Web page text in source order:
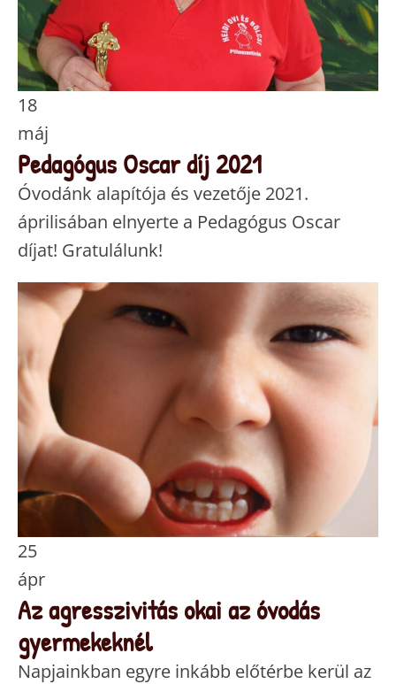
18
máj
Pedagógus Oscar díj 2021
Óvodánk alapítója és vezetője 2021.
áprilisában elnyerte a Pedagógus Oscar
díjat! Gratulálunk!
25
ápr
Az agresszivitás okai az óvodás
gyermekeknél
Napjainkban egyre inkább előtérbe kerül az